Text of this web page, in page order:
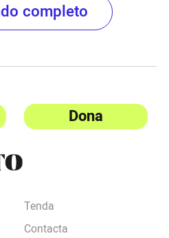
completo
Dona
Tenda
Contacta